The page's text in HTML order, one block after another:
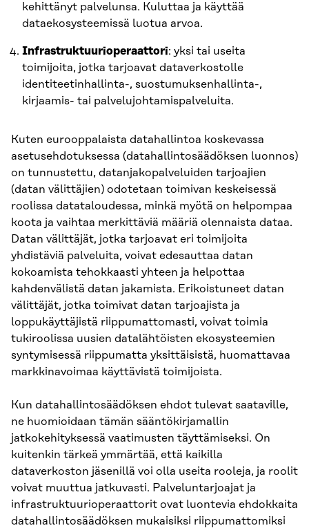
kehittänyt palvelunsa. Kuluttaa ja käyttää
dataekosysteemissä luotua arvoa.
Infrastruktuurioperaattori: yksi tai useita
toimijoita, jotka tarjoavat dataverkostolle
identiteetinhallinta-, suostumuksenhallinta-,
kirjaamis- tai palvelujohtamispalveluita.
Kuten eurooppalaista datahallintoa koskevassa
asetusehdotuksessa (datahallintosäädöksen luonnos)
on tunnustettu, datanjakopalveluiden tarjoajien
(datan välittäjien) odotetaan toimivan keskeisessä
roolissa datataloudessa, minkä myötä on helpompaa
koota ja vaihtaa merkittäviä määriä olennaista dataa.
Datan välittäjät, jotka tarjoavat eri toimijoita
yhdistäviä palveluita, voivat edesauttaa datan
kokoamista tehokkaasti yhteen ja helpottaa
kahdenvälistä datan jakamista. Erikoistuneet datan
välittäjät, jotka toimivat datan tarjoajista ja
loppukäyttäjistä riippumattomasti, voivat toimia
tukiroolissa uusien datalähtöisten ekosysteemien
syntymisessä riippumatta yksittäisistä, huomattavaa
markkinavoimaa käyttävistä toimijoista.
Kun datahallintosäädöksen ehdot tulevat saataville,
ne huomioidaan tämän sääntökirjamallin
jatkokehityksessä vaatimusten täyttämiseksi. On
kuitenkin tärkeä ymmärtää, että kaikilla
dataverkoston jäsenillä voi olla useita rooleja, ja roolit
voivat muuttua jatkuvasti. Palveluntarjoajat ja
infrastruktuurioperaattorit ovat luontevia ehdokkaita
datahallintosäädöksen mukaisiksi riippumattomiksi